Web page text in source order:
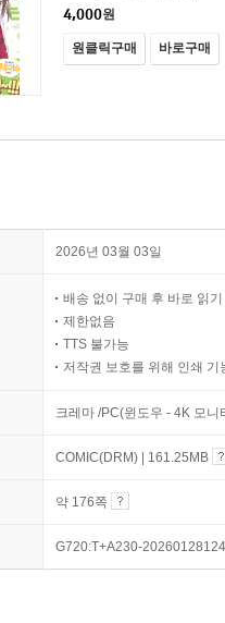
4,000원
원클릭구매 바로구매
2026년 03월 03일
배송 없이 구매 후 바로 읽기
제한없음
TTS 불가능
저작권 보호를 위해 인쇄 기
크레마 /PC(윈도우 - 4K 모
COMIC(DRM) | 161.25MB
약 176쪽
G720:T+A230-